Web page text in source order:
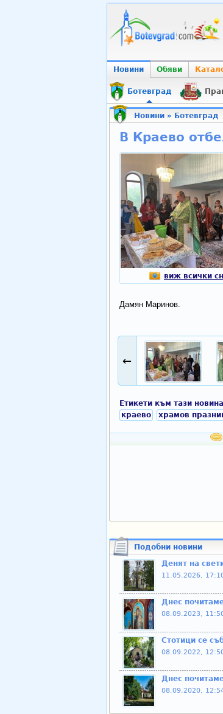
Новини Обяви
Ботевград
Новини» Ботевград
В Краево
виж всички
Дамян Маринов.
←
Етикети към тази
краево
храмов
Подобни новини
Денят на
11.05.2026,
Днес
08.09.2023,
Стотици се
08.09.2022,
Днес
08.09.2020,